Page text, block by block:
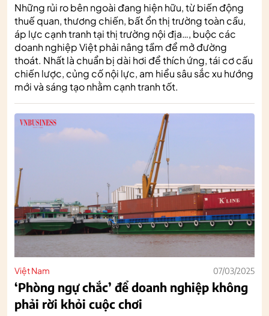
Những rủi ro bên ngoài đang hiện hữu, từ biến động
thuế quan, thương chiến, bất ổn thị trường toàn cầu,
áp lực cạnh tranh tại thị trường nội địa…, buộc các
doanh nghiệp Việt phải nâng tầm để mở đường
thoát. Nhất là chuẩn bị dài hơi để thích ứng, tái cơ cấu
chiến lược, củng cố nội lực, am hiểu sâu sắc xu hướng
mới và sáng tạo nhằm cạnh tranh tốt.
Việt Nam 07/03/2025
‘Phòng ngự chắc’ để doanh nghiệp không
phải rời khỏi cuộc chơi